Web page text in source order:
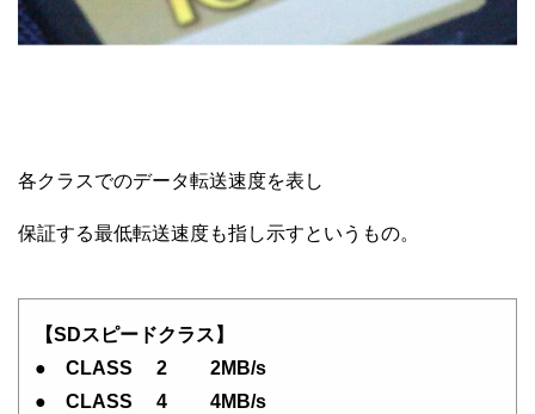
各クラスでのデータ転送速度を表し
保証する最低転送速度も指し示すというもの。
【SDスピードクラス】
● CLASS 2 2MB/s
● CLASS 4 4MB/s